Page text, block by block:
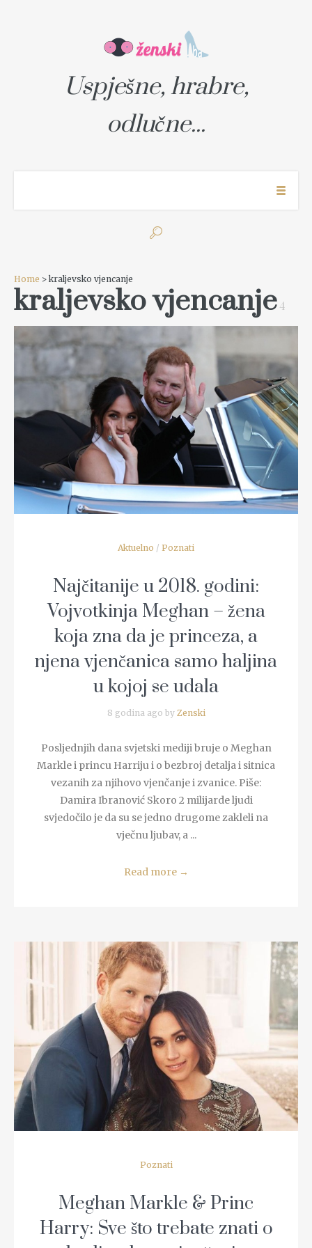
Uspješne, hrabre,
odlučne...
Home > kraljevsko vjencanje
kraljevsko vjencanje 4
READ MORE
Aktuelno / Poznati
Najčitanije u 2018. godini:
Vojvotkinja Meghan – žena
koja zna da je princeza, a
njena vjenčanica samo haljina
u kojoj se udala
8 godina ago by Zenski
Posljednjih dana svjetski mediji bruje o Meghan
Markle i princu Harriju i o bezbroj detalja i sitnica
vezanih za njihovo vjenčanje i zvanice. Piše:
Damira Ibranović Skoro 2 milijarde ljudi
svjedočilo je da su se jedno drugome zakleli na
vječnu ljubav, a ...
Read more →
READ MORE
Poznati
Meghan Markle & Princ
Harry: Sve što trebate znati o